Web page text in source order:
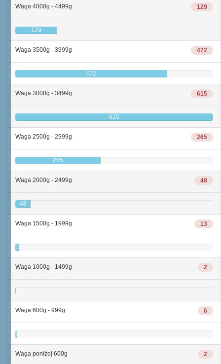
129
Waga 4000g - 4499g
129
472
Waga 3500g - 3999g
472
615
Waga 3000g - 3499g
615
265
Waga 2500g - 2999g
265
48
Waga 2000g - 2499g
48
13
Waga 1500g - 1999g
13
2
Waga 1000g - 1499g
2
6
Waga 600g - 999g
6
2
Waga poniżej 600g